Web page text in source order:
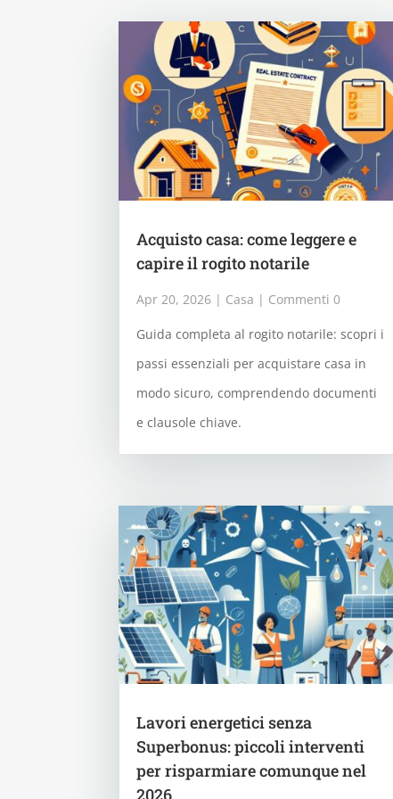
Acquisto casa: come leggere e
capire il rogito notarile
Apr 20, 2026 | Casa | Commenti 0
Guida completa al rogito notarile: scopri i
passi essenziali per acquistare casa in
modo sicuro, comprendendo documenti
e clausole chiave.
Lavori energetici senza
Superbonus: piccoli interventi
per risparmiare comunque nel